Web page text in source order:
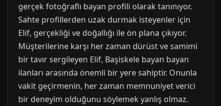
gerçek fotoğraflı bayan profili olarak tanınıyor.
Sahte profillerden uzak durmak isteyenler için
Elif, gerçekliği ve doğallığı ile ön plana çıkıyor.
Müşterilerine karşı her zaman dürüst ve samimi
bir tavır sergileyen Elif, Başiskele bayan bayan
ilanları arasında önemli bir yere sahiptir. Onunla
vakit geçirmenin, her zaman memnuniyet verici
bir deneyim olduğunu söylemek yanlış olmaz.